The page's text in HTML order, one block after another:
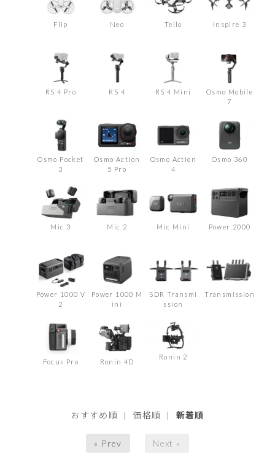
Flip Neo Tello Inspire 3
RS 4 Pro RS 4 RS 4 Mini
Osmo Mobile
7
Osmo Pocket
3
Osmo Action
5 Pro
Osmo Action
4
Osmo 360
Mic 3 Mic 2 Mic Mini Power 2000
Power 1000 V
2
Power 1000 M
ini
SDR Transmi
ssion
Transmission
Focus Pro Ronin 4D
Ronin 2
おすすめ順 |価格順 | 新着順
« Prev Next »